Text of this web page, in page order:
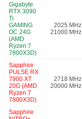
Gigabyte
RTX 3090
Ti
GAMING
OC 24G
(AMD
Ryzen 7
7800X3D)
2025 MHz
21000 MHz
Sapphire
PULSE RX
7900 XT
20G (AMD
Ryzen 7
7800X3D)
2718 MHz
20000 MHz
Sapphire